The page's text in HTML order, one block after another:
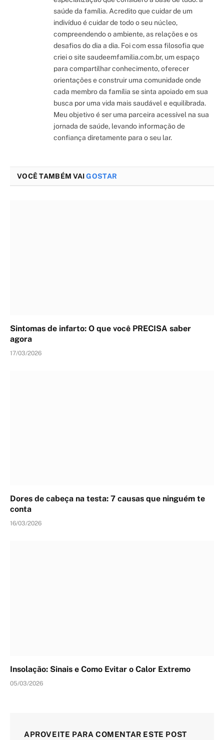
saúde da família. Acredito que cuidar de um
indivíduo é cuidar de todo o seu núcleo,
compreendendo o ambiente, as relações e os
desafios do dia a dia. Foi com essa filosofia que
criei o site saudeemfamilia.com.br, um espaço
para compartilhar conhecimento, oferecer
orientações e construir uma comunidade onde
cada membro da família se sinta apoiado em sua
busca por uma vida mais saudável e equilibrada.
Meu objetivo é ser uma parceira acessível na sua
jornada de saúde, levando informação de
confiança diretamente para o seu lar.
VOCÊ TAMBÉM VAIGOSTAR
Sintomas de infarto: O que você PRECISA saber
agora
17/03/2026
Dores de cabeça na testa: 7 causas que ninguém te
conta
16/03/2026
Insolação: Sinais e Como Evitar o Calor Extremo
05/03/2026
APROVEITE PARA COMENTAR ESTE POST